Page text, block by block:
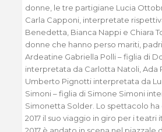
donne, le tre partigiane Lucia
Carla Capponi, interpretate
Benedetta, Bianca Nappi e Chiara
donne che hanno perso mariti,
Ardeatine Gabriella Polli – figlia di
interpretata da Carlotta Natoli, Ada
Umberto Pignotti interpretata da
Simoni – figlia di Simone Simoni
Simonetta Solder. Lo spettacolo
2017 il suo viaggio in giro per i teatri